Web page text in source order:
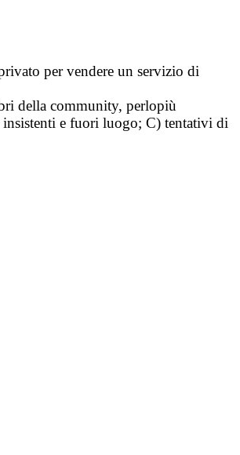
per vendere un servizio di
della community, perlopiù
e fuori luogo; C) tentativi di